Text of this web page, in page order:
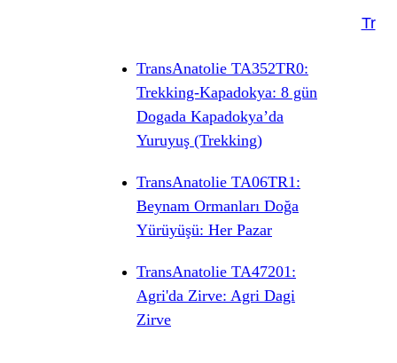
TransAnatolie TA352TR0:
Trekking-Kapadokya: 8 gün
Dogada Kapadokya’da
Yuruyuş (Trekking)
TransAnatolie TA06TR1:
Beynam Ormanları Doğa
Yürüyüşü: Her Pazar
TransAnatolie TA47201:
Agri'da Zirve: Agri Dagi
Zirve
Tr